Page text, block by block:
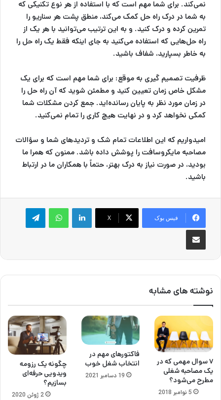
نمی‌کند. برای شما مهم است که با استفاده از هر نوع تکنیکی که
به شما در درک راه حل کمک می‌کند، منطق پشت هر سناریو را
تمرین کرده و درک کنید. و به این ترتیب می‌توانید با هر یک از
راه حل‌هایی که استفاده می‌کنید به جای اینکه فقط یک راه حل را
به خاطر بسپارید، شفاف باشید.
ظرفیت تصمیم گیری به موقع: برای شما مهم است که برای یک
مشکل خاص زمان تعیین کنید و مطمئن شوید که آن راه حل را
در زمان مورد نظر به پایان رسانده‌اید. جمع کردن مشکلات شما
کمکی نخواهد کرد و در نهایت هیچ کاری را تمام نمی‌کنید.
امیدواریم که این اطلاعات تمام شک و تردیدهای شما و سؤالات
مصاحبه مایکروسافت را پوشش داده باشد. ممنون که همرا ما
بودید، در صورت نیاز به درک بهتر، حتماً با همکاران ما در ارتباط
باشید.
فیس بوک X
لینکدینواتس آپ تلگرام
اشتراک گذاری از طریق ایمیل
نوشته های مشابه
۷ سوال مهمی که در
یک مصاحبه شغلی
مطرح می‌شود؟
5 نوامبر 2018
فاکتورهای مهم در
انتخاب شغل خوب
19 دسامبر 2021
چگونه یک رزومه
ویدویی حرفه‌ای
بسازیم؟
2 ژوئن 2020